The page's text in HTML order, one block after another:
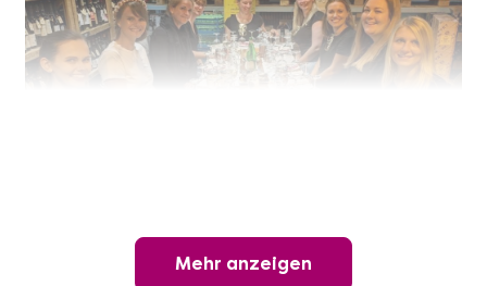
Offene Weinprobe
Mehr anzeigen